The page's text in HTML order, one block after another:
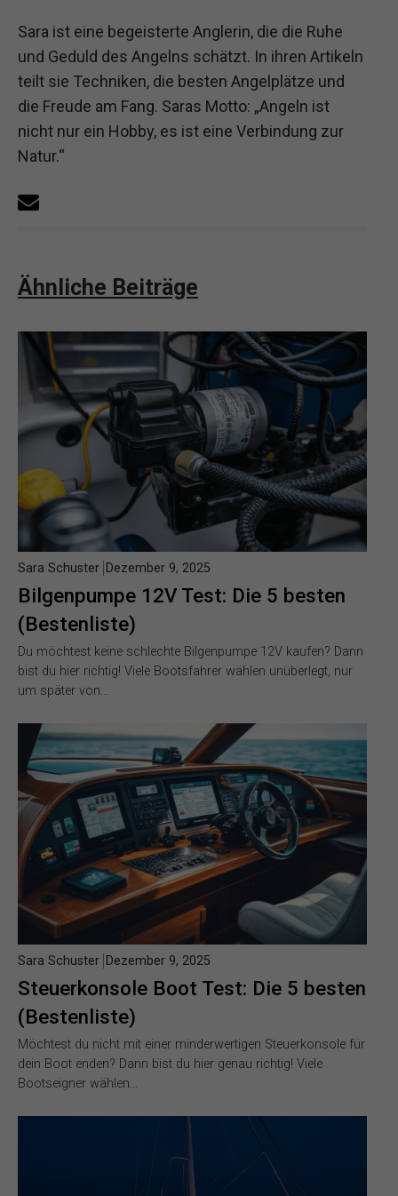
Sara ist eine begeisterte Anglerin, die die Ruhe
und Geduld des Angelns schätzt. In ihren Artikeln
teilt sie Techniken, die besten Angelplätze und
die Freude am Fang. Saras Motto: „Angeln ist
nicht nur ein Hobby, es ist eine Verbindung zur
Natur.“
Ähnliche Beiträge
Bilgenpumpe 12V Test: Die 5 besten
(Bestenliste)
Sara Schuster Dezember 9, 2025
Du möchtest keine schlechte Bilgenpumpe 12V kaufen? Dann
bist du hier richtig! Viele Bootsfahrer wählen unüberlegt, nur
um später von…
Steuerkonsole Boot Test: Die 5 besten
(Bestenliste)
Sara Schuster Dezember 9, 2025
Möchtest du nicht mit einer minderwertigen Steuerkonsole für
dein Boot enden? Dann bist du hier genau richtig! Viele
Bootseigner wählen…